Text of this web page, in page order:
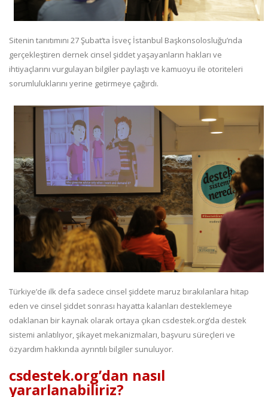
Sitenin tanıtımını 27 Şubat’ta İsveç İstanbul Başkonsolosluğu’nda
gerçekleştiren dernek cinsel şiddet yaşayanların hakları ve
ihtiyaçlarını vurgulayan bilgiler paylaştı ve kamuoyu ile otoriteleri
sorumluluklarını yerine getirmeye çağırdı.
Türkiye’de ilk defa sadece cinsel şiddete maruz bırakılanlara hitap
eden ve cinsel şiddet sonrası hayatta kalanları desteklemeye
odaklanan bir kaynak olarak ortaya çıkan csdestek.org’da destek
sistemi anlatılıyor, şikayet mekanizmaları, başvuru süreçleri ve
özyardım hakkında ayrıntılı bilgiler sunuluyor.
csdestek.org’dan nasıl
yararlanabiliriz?